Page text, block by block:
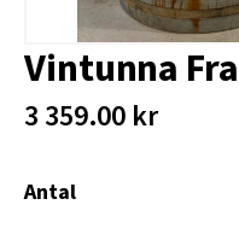
Vintunna
3 359.00 kr
Antal